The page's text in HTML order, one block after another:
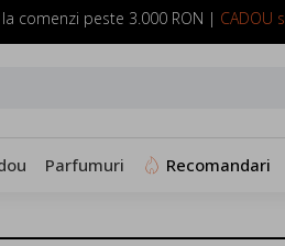
comenzi peste 3.000 RON | CADOU
SUNA ACUM: 0799 098 088
Parfumuri Recomandari